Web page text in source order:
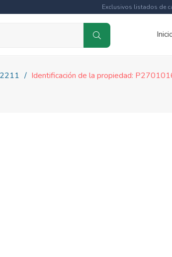
Exclusivos listados de
Identificación de la propiedad: